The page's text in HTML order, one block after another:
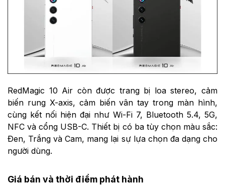
RedMagic 10 Air còn được trang bị loa stereo, cảm
biến rung X-axis, cảm biến vân tay trong màn hình,
cùng kết nối hiện đại như Wi-Fi 7, Bluetooth 5.4, 5G,
NFC và cổng USB-C. Thiết bị có ba tùy chọn màu sắc:
Đen, Trắng và Cam, mang lại sự lựa chọn đa dạng cho
người dùng.
Giá bán và thời điểm phát hành